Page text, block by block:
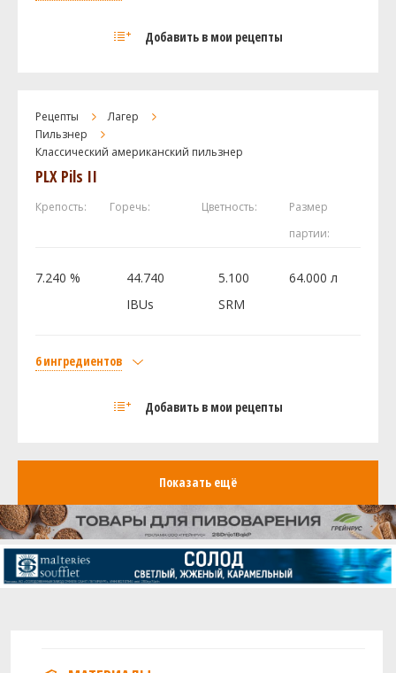
Добавить в мои рецепты
Bohemian Pilsner Malt
Хмель
Мотуэка (Motueka)
Мозаик (Mosaic)
Дрожжи
3 шт
Посмотреть рецепт полностью
Рецепты
Лагер
Пильзнер
Классический американский пильзнер
Добавить в мои рецепты
PLX Pils II
Крепость: Горечь: Цветность:
Размер
партии:
7.240 %
44.740
IBUs
5.100
SRM
64.000 л
6 ингредиентов
Bohemian Pilsner Malt
Мотуэка (Motueka)
160 г
Мозаик (Mosaic)
120 г
Дрожжи
Показать ещё